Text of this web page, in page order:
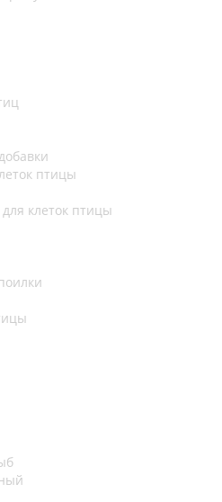
птицы
клеток птицы